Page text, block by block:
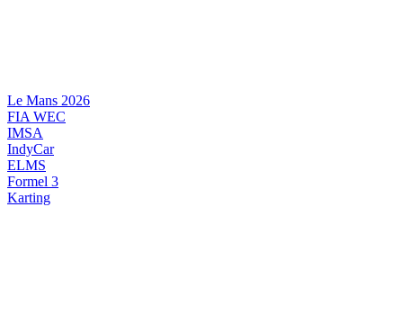
Le Mans 2026
FIA WEC
IMSA
IndyCar
ELMS
Formel 3
Karting